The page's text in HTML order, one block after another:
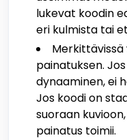
lukevat koodin
eri kulmista tai
painatuksen.
dynaaminen, ei
Jos koodi on
suoraan
painatus toimii.